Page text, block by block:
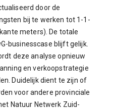
door de
bij te werken tot 1-1-
meters). De totale
businesscase blijft gelijk.
deze analyse opnieuw
en verkoopstrategie
Duidelijk dient te zijn of
voor andere provinciale
Natuur Netwerk Zuid-